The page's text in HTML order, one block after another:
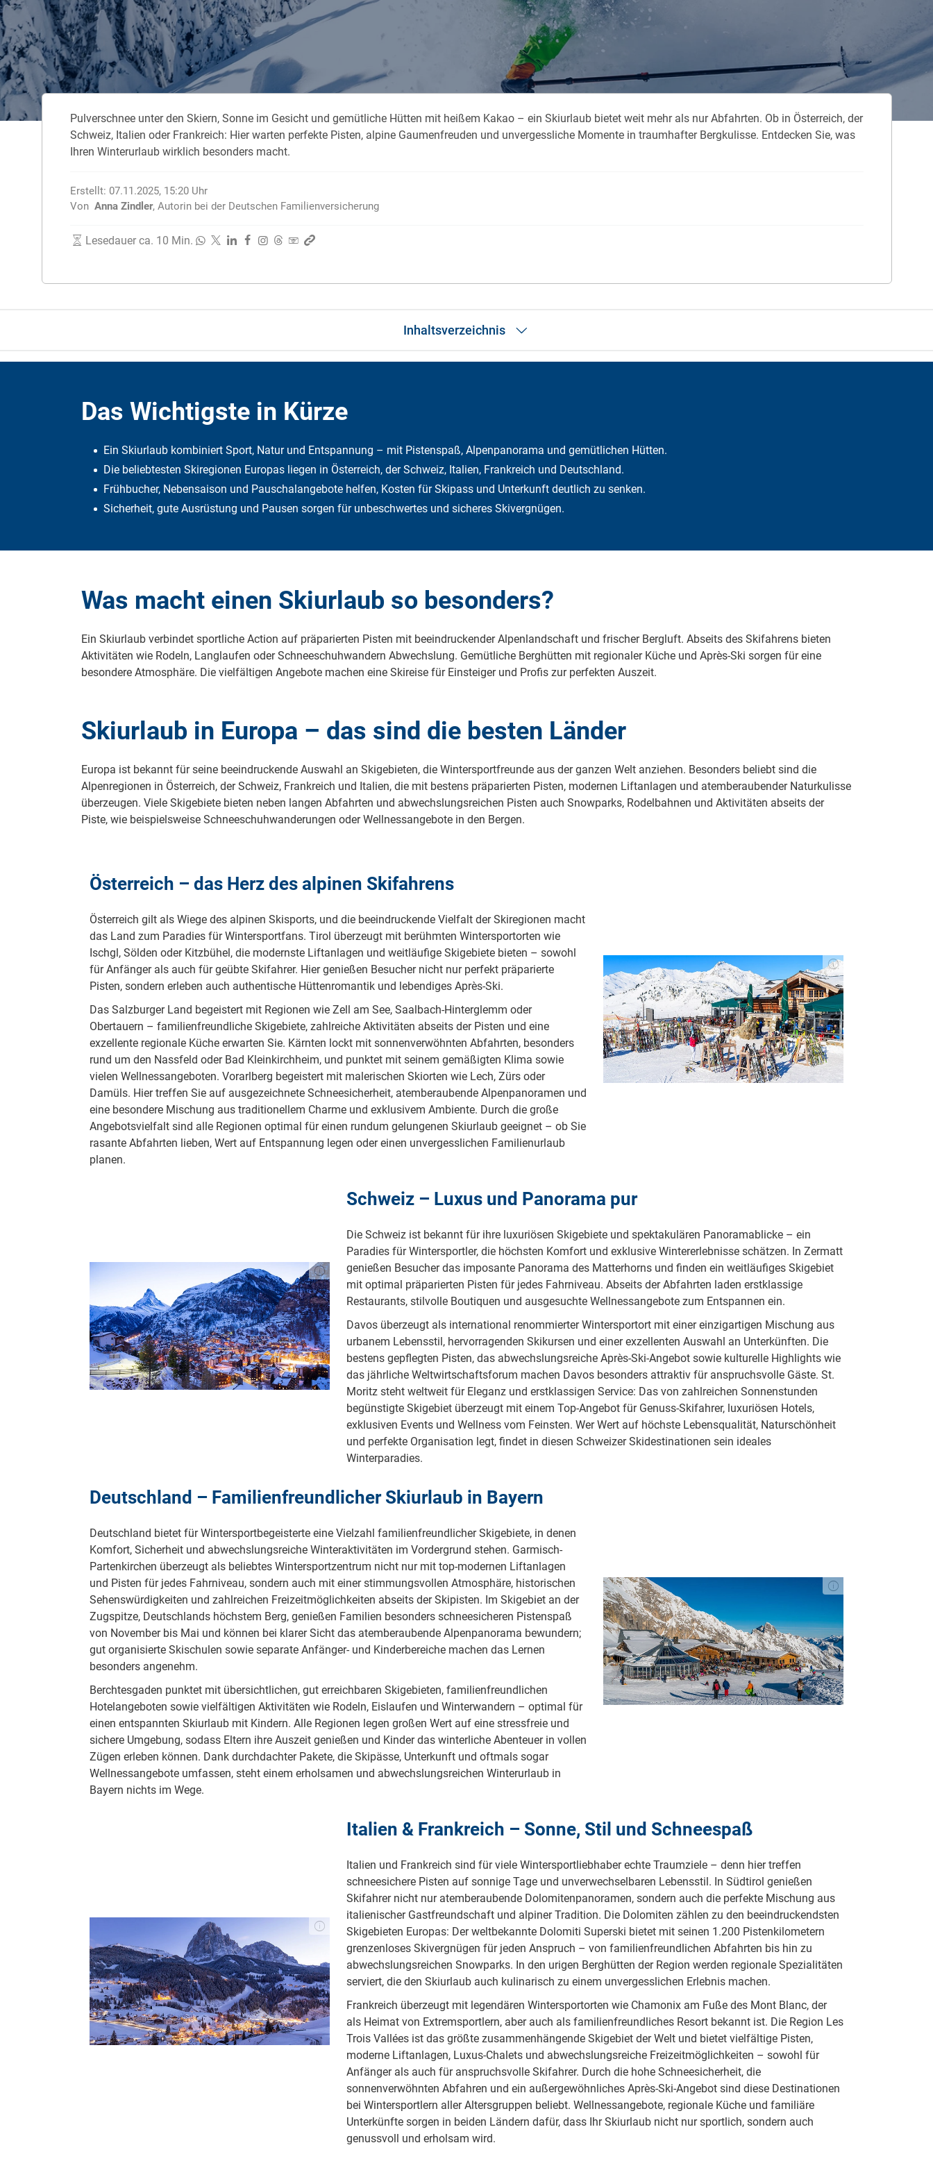
Zahnzusatzversicherung
Zahnzusatzversicherung für Kinder
Rasseportrait des Dackels
Zwingerhusten beim Hund
Würmer, Wurmkur & Entwurmung
Tierarztkosten für Hunde 2025
Listenhunde in Deutschland
Packliste Urlaub
Portugal Urlaub
Das neue Elterngeld
Ausfalldeckung in der Haftpflicht
Kurzschluss und Überspannung
Pulverschnee unter den Skiern, Sonne im Gesicht und gemütliche Hütten mit heißem Kakao – ein Skiurlaub bietet weit mehr als nur Abfahrten. Ob in Österreich, der
Schweiz, Italien oder Frankreich: Hier warten perfekte Pisten, alpine Gaumenfreuden und unvergessliche Momente in traumhafter Bergkulisse. Entdecken Sie, was
Ihren Winterurlaub wirklich besonders macht.
Erstellt: 07.11.2025, 15:20Uhr
Von Anna Zindler, Autorin bei der Deutschen Familienversicherung
Lesedauer ca. 10 Min.
Inhaltsverzeichnis
Die beste Reisezeit
Packliste
Sicherheit
Tipps für ersten Skiurlaub
Häufige Fehler
Fazit
Das Wichtigste in Kürze
Ein Skiurlaub kombiniert Sport, Natur und Entspannung – mit Pistenspaß, Alpenpanorama und gemütlichen Hütten.
Die beliebtesten Skiregionen Europas liegen in Österreich, der Schweiz, Italien, Frankreich und Deutschland.
Frühbucher, Nebensaison und Pauschalangebote helfen, Kosten für Skipass und Unterkunft deutlich zu senken.
Sicherheit, gute Ausrüstung und Pausen sorgen für unbeschwertes und sicheres Skivergnügen.
Was macht einen Skiurlaub so besonders?
Ein Skiurlaub verbindet sportliche Action auf präparierten Pisten mit beeindruckender Alpenlandschaft und frischer Bergluft. Abseits des Skifahrens bieten
Aktivitäten wie Rodeln, Langlaufen oder Schneeschuhwandern Abwechslung. Gemütliche Berghütten mit regionaler Küche und Après-Ski sorgen für eine
besondere Atmosphäre. Die vielfältigen Angebote machen eine Skireise für Einsteiger und Profis zur perfekten Auszeit.
Skiurlaub in Europa – das sind die besten Länder
Europa ist bekannt für seine beeindruckende Auswahl an Skigebieten, die Wintersportfreunde aus der ganzen Welt anziehen. Besonders beliebt sind die
Alpenregionen in Österreich, der Schweiz, Frankreich und Italien, die mit bestens präparierten Pisten, modernen Liftanlagen und atemberaubender Naturkulisse
überzeugen. Viele Skigebiete bieten neben langen Abfahrten und abwechslungsreichen Pisten auch Snowparks, Rodelbahnen und Aktivitäten abseits der
Piste, wie beispielsweise Schneeschuhwanderungen oder Wellnessangebote in den Bergen.
Österreich – das Herz des alpinen Skifahrens
Österreich gilt als Wiege des alpinen Skisports, und die beeindruckende Vielfalt der Skiregionen macht
das Land zum Paradies für Wintersportfans. Tirol überzeugt mit berühmten Wintersportorten wie
Ischgl, Sölden oder Kitzbühel, die modernste Liftanlagen und weitläufige Skigebiete bieten – sowohl
für Anfänger als auch für geübte Skifahrer. Hier genießen Besucher nicht nur perfekt präparierte
Pisten, sondern erleben auch authentische Hüttenromantik und lebendiges Après-Ski.
Das Salzburger Land begeistert mit Regionen wie Zell am See, Saalbach-Hinterglemm oder
Obertauern – familienfreundliche Skigebiete, zahlreiche Aktivitäten abseits der Pisten und eine
exzellente regionale Küche erwarten Sie. Kärnten lockt mit sonnenverwöhnten Abfahrten, besonders
rund um den Nassfeld oder Bad Kleinkirchheim, und punktet mit seinem gemäßigten Klima sowie
vielen Wellnessangeboten. Vorarlberg begeistert mit malerischen Skiorten wie Lech, Zürs oder
Damüls. Hier treffen Sie auf ausgezeichnete Schneesicherheit, atemberaubende Alpenpanoramen und
eine besondere Mischung aus traditionellem Charme und exklusivem Ambiente. Durch die große
Angebotsvielfalt sind alle Regionen optimal für einen rundum gelungenen Skiurlaub geeignet – ob Sie
rasante Abfahrten lieben, Wert auf Entspannung legen oder einen unvergesslichen Familienurlaub
planen.
Schweiz – Luxus und Panorama pur
Die Schweiz ist bekannt für ihre luxuriösen Skigebiete und spektakulären Panoramablicke – ein
Paradies für Wintersportler, die höchsten Komfort und exklusive Wintererlebnisse schätzen. In Zermatt
genießen Besucher das imposante Panorama des Matterhorns und finden ein weitläufiges Skigebiet
mit optimal präparierten Pisten für jedes Fahrniveau. Abseits der Abfahrten laden erstklassige
Restaurants, stilvolle Boutiquen und ausgesuchte Wellnessangebote zum Entspannen ein.
Davos überzeugt als international renommierter Wintersportort mit einer einzigartigen Mischung aus
urbanem Lebensstil, hervorragenden Skikursen und einer exzellenten Auswahl an Unterkünften. Die
bestens gepflegten Pisten, das abwechslungsreiche Après-Ski-Angebot sowie kulturelle Highlights wie
das jährliche Weltwirtschaftsforum machen Davos besonders attraktiv für anspruchsvolle Gäste. St.
Moritz steht weltweit für Eleganz und erstklassigen Service: Das von zahlreichen Sonnenstunden
begünstigte Skigebiet überzeugt mit einem Top-Angebot für Genuss-Skifahrer, luxuriösen Hotels,
exklusiven Events und Wellness vom Feinsten. Wer Wert auf höchste Lebensqualität, Naturschönheit
und perfekte Organisation legt, findet in diesen Schweizer Skidestinationen sein ideales
Winterparadies.
Deutschland – Familienfreundlicher Skiurlaub in Bayern
Deutschland bietet für Wintersportbegeisterte eine Vielzahl familienfreundlicher Skigebiete, in denen
Komfort, Sicherheit und abwechslungsreiche Winteraktivitäten im Vordergrund stehen. Garmisch-
Partenkirchen überzeugt als beliebtes Wintersportzentrum nicht nur mit top-modernen Liftanlagen
und Pisten für jedes Fahrniveau, sondern auch mit einer stimmungsvollen Atmosphäre, historischen
Sehenswürdigkeiten und zahlreichen Freizeitmöglichkeiten abseits der Skipisten. Im Skigebiet an der
Zugspitze, Deutschlands höchstem Berg, genießen Familien besonders schneesicheren Pistenspaß
von November bis Mai und können bei klarer Sicht das atemberaubende Alpenpanorama bewundern;
gut organisierte Skischulen sowie separate Anfänger- und Kinderbereiche machen das Lernen
besonders angenehm.
Berchtesgaden punktet mit übersichtlichen, gut erreichbaren Skigebieten, familienfreundlichen
Hotelangeboten sowie vielfältigen Aktivitäten wie Rodeln, Eislaufen und Winterwandern – optimal für
einen entspannten Skiurlaub mit Kindern. Alle Regionen legen großen Wert auf eine stressfreie und
sichere Umgebung, sodass Eltern ihre Auszeit genießen und Kinder das winterliche Abenteuer in vollen
Zügen erleben können. Dank durchdachter Pakete, die Skipässe, Unterkunft und oftmals sogar
Wellnessangebote umfassen, steht einem erholsamen und abwechslungsreichen Winterurlaub in
Bayern nichts im Wege.
Italien & Frankreich – Sonne, Stil und Schneespaß
Italien und Frankreich sind für viele Wintersportliebhaber echte Traumziele – denn hier treffen
schneesichere Pisten auf sonnige Tage und unverwechselbaren Lebensstil. In Südtirol genießen
Skifahrer nicht nur atemberaubende Dolomitenpanoramen, sondern auch die perfekte Mischung aus
italienischer Gastfreundschaft und alpiner Tradition. Die Dolomiten zählen zu den beeindruckendsten
Skigebieten Europas: Der weltbekannte Dolomiti Superski bietet mit seinen 1.200 Pistenkilometern
grenzenloses Skivergnügen für jeden Anspruch – von familienfreundlichen Abfahrten bis hin zu
abwechslungsreichen Snowparks. In den urigen Berghütten der Region werden regionale Spezialitäten
serviert, die den Skiurlaub auch kulinarisch zu einem unvergesslichen Erlebnis machen.
Frankreich überzeugt mit legendären Wintersportorten wie Chamonix am Fuße des Mont Blanc, der
als Heimat von Extremsportlern, aber auch als familienfreundliches Resort bekannt ist. Die Region Les
Trois Vallées ist das größte zusammenhängende Skigebiet der Welt und bietet vielfältige Pisten,
moderne Liftanlagen, Luxus-Chalets und abwechslungsreiche Freizeitmöglichkeiten – sowohl für
Anfänger als auch für anspruchsvolle Skifahrer. Durch die hohe Schneesicherheit, die
sonnenverwöhnten Abfahren und ein außergewöhnliches Après-Ski-Angebot sind diese Destinationen
bei Wintersportlern aller Altersgruppen beliebt. Wellnessangebote, regionale Küche und familiäre
Unterkünfte sorgen in beiden Ländern dafür, dass Ihr Skiurlaub nicht nur sportlich, sondern auch
genussvoll und erholsam wird.